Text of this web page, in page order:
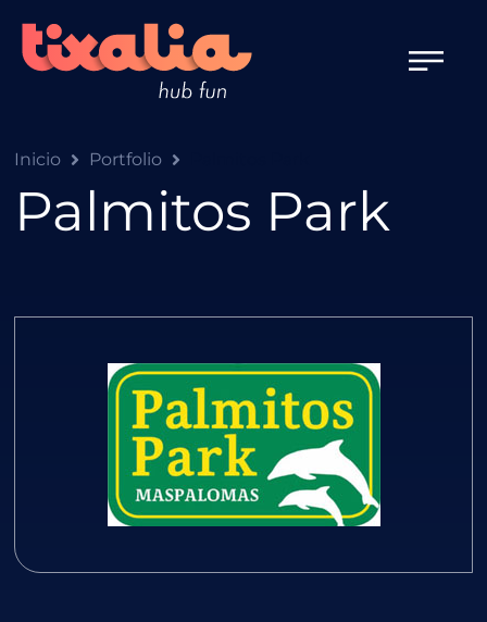
Inicio Portfolio
Palmitos Park